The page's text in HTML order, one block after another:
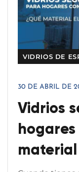
VIDRIOS DE
30 DE ABRIL DE
Vidrios
hogares